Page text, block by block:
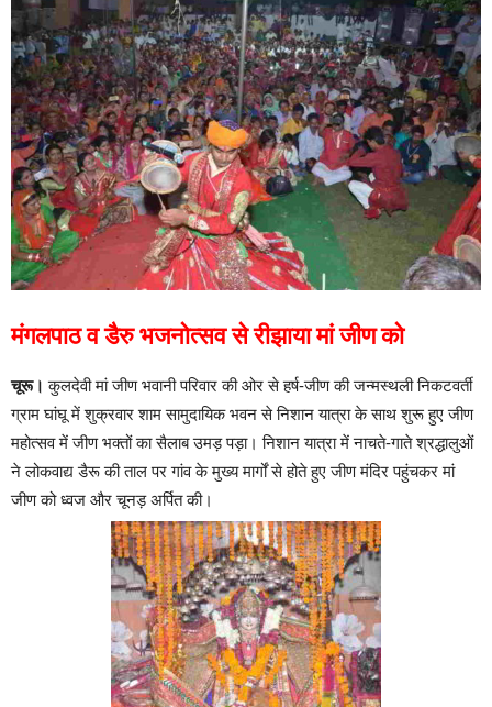
मंगलपाठ व डैरु भजनोत्सव से रीझाया मां जीण को
चूरू। कुलदेवी मां जीण भवानी परिवार की ओर से हर्ष-जीण की जन्मस्थली निकटवर्ती
ग्राम घांघू में शुक्रवार शाम सामुदायिक भवन से निशान यात्रा के साथ शुरू हुए जीण
महोत्सव में जीण भक्तों का सैलाब उमड़ पड़ा। निशान यात्रा में नाचते-गाते श्रद्धालुओं
ने लोकवाद्य डैरू की ताल पर गांव के मुख्य मार्गों से होते हुए जीण मंदिर पहुंचकर मां
जीण को ध्वज और चूनड़ अर्पित की।